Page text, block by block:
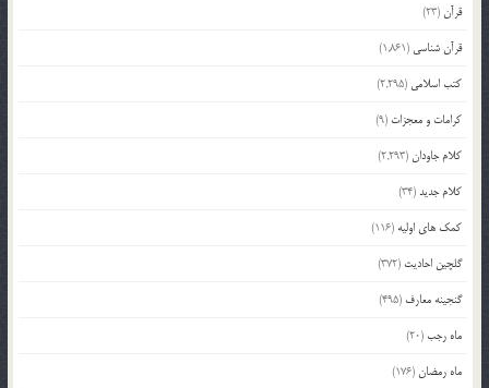
قرآن(23)
قرآن شناسی (1,861)
کتب اسلامی (2,295)
کرامات و معجزات (9)
کلام جاودان(2,293)
کلام جدید(34)
کمک های اولیه (116)
گلچین احادیث (372)
گنجینه معارف (495)
ماه رجب(20)
ماه رمضان(176)